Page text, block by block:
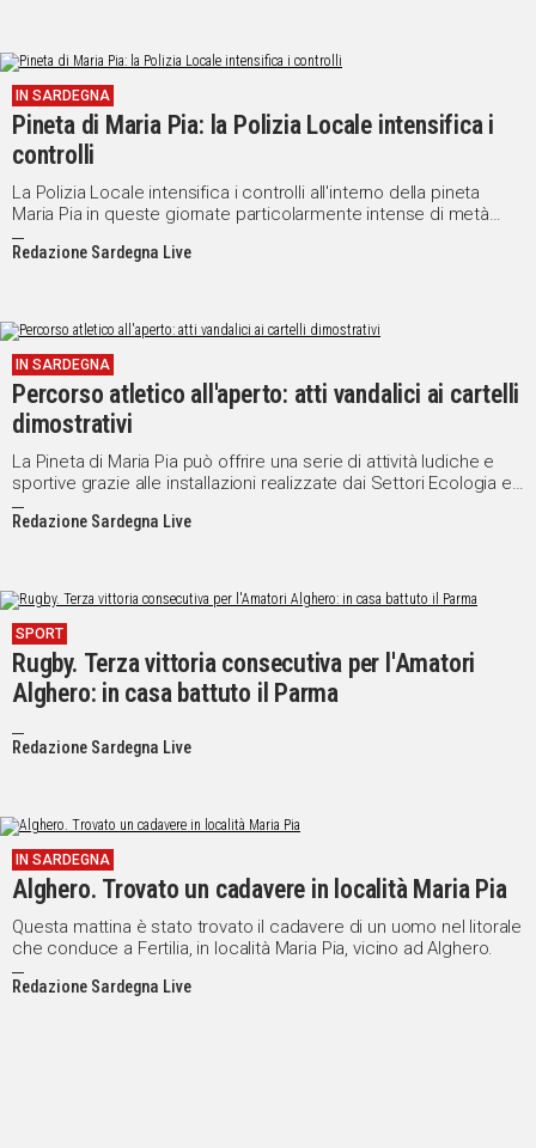
IN SARDEGNA
Pineta di Maria Pia: la Polizia Locale intensifica i
controlli
La Polizia Locale intensifica i controlli all'interno della pineta
Maria Pia in queste giornate particolarmente intense di metà
agosto.
Redazione Sardegna Live
IN SARDEGNA
Percorso atletico all'aperto: atti vandalici ai cartelli
dimostrativi
La Pineta di Maria Pia può offrire una serie di attività ludiche e
sportive grazie alle installazioni realizzate dai Settori Ecologia e
Lavori Pubblici dell'Amministrazione.
Redazione Sardegna Live
SPORT
Rugby. Terza vittoria consecutiva per l'Amatori
Alghero: in casa battuto il Parma
Redazione Sardegna Live
IN SARDEGNA
Alghero. Trovato un cadavere in località Maria Pia
Questa mattina è stato trovato il cadavere di un uomo nel litorale
che conduce a Fertilia, in località Maria Pia, vicino ad Alghero.
Redazione Sardegna Live